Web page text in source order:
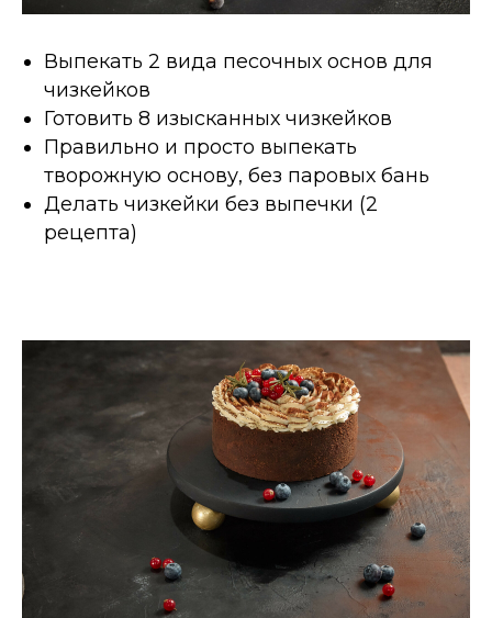
Выпекать 2 вида песочных основ для
чизкейков
Готовить 8 изысканных чизкейков
Правильно и просто выпекать
творожную основу, без паровых бань
Делать чизкейки без выпечки (2
рецепта)